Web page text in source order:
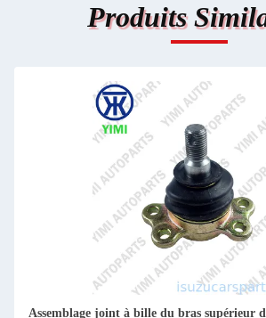
Produits
Assemblage joint à bille du bras supérieur